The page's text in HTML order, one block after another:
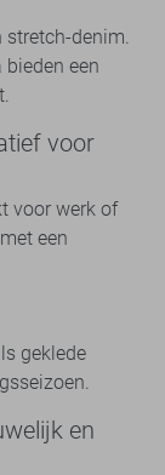
stretch-denim.
een
voor
voor werk of
een
geklede
en